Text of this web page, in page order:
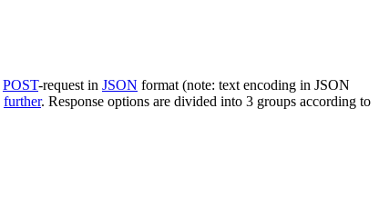
POST-request in JSON format (note: text encoding in JSON
further. Response options are divided into 3 groups according to